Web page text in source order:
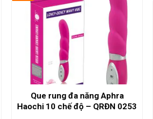
Que rung đa năng Aphra
Haochi 10 chế độ – QRĐN 0253